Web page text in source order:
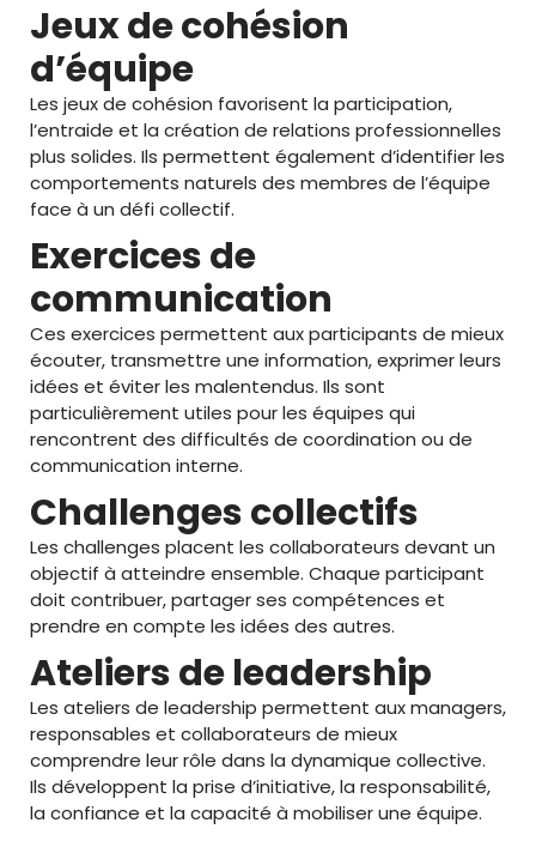
Jeux de cohésion
d’équipe
Les jeux de cohésion favorisent la participation,
l’entraide et la création de relations professionnelles
plus solides. Ils permettent également d’identifier les
comportements naturels des membres de l’équipe
face à un défi collectif.
Exercices de
communication
Ces exercices permettent aux participants de mieux
écouter, transmettre une information, exprimer leurs
idées et éviter les malentendus. Ils sont
particulièrement utiles pour les équipes qui
rencontrent des difficultés de coordination ou de
communication interne.
Challenges collectifs
Les challenges placent les collaborateurs devant un
objectif à atteindre ensemble. Chaque participant
doit contribuer, partager ses compétences et
prendre en compte les idées des autres.
Ateliers de leadership
Les ateliers de leadership permettent aux managers,
responsables et collaborateurs de mieux
comprendre leur rôle dans la dynamique collective.
Ils développent la prise d’initiative, la responsabilité,
la confiance et la capacité à mobiliser une équipe.